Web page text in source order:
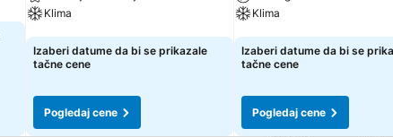
Klima
Pogledaj cene
Izaberi datume da bi se prikazale
tačne cene
Pogledaj cene
Klima
Pogledaj cene
Izaberi datume da bi se
tačne cene
Pogledaj cene